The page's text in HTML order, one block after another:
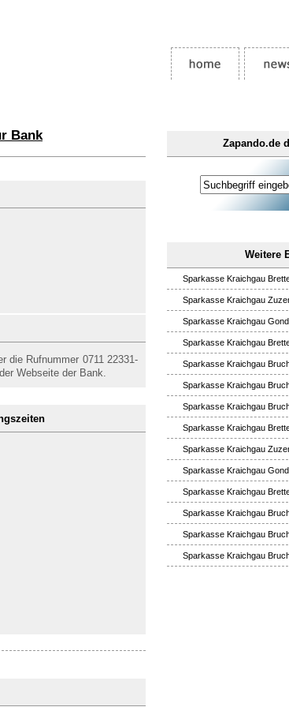
Zapando.de
Weitere
Sparkasse Kraichgau
Sparkasse Kraichgau
Sparkasse Kraichgau
Sparkasse Kraichgau
Sparkasse Kraichgau
Sparkasse Kraichgau
Sparkasse Kraichgau
Sparkasse Kraichgau
Sparkasse Kraichgau
Sparkasse Kraichgau
Sparkasse Kraichgau
Sparkasse Kraichgau
Sparkasse Kraichgau
Sparkasse Kraichgau
Bank
die Rufnummer 0711 22331-
Webseite der Bank.